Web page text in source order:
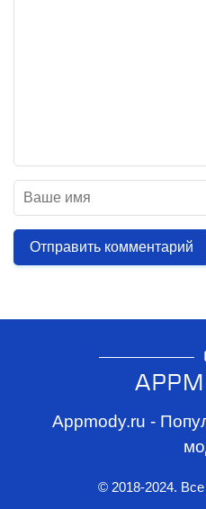
Отправить комментарий
Appmody.ru -
© 2018-2024.